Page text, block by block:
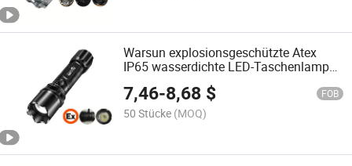
Warsun explosionsgeschützte Atex
IP65 wasserdichte LED-Taschenlampe
Licht Taschenlampe
7,46-8,68 $ FOB
50 Stücke (MOQ)